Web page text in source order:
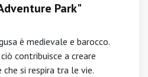
Park"
è medievale e barocco.
contribuisce a creare
si respira tra le vie.